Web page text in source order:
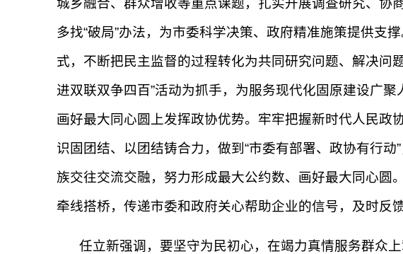
城乡融合、群众增收等重点课题，扎实开展调查研究、协
多找“破局”办法，为市委科学决策、政府精准施策提供支
式，不断把民主监督的过程转化为共同研究问题、解决问
进双联双争四百”活动为抓手，为服务现代化固原建设广
画好最大同心圆上发挥政协优势。牢牢把握新时代人民
识固团结、以团结铸合力，做到“市委有部署、政协有行
族交往交流交融，努力形成最大公约数、画好最大同心圆
牵线搭桥，传递市委和政府关心帮助企业的信号，及时反
任立新强调，要坚守为民初心，在竭力真情服务群众